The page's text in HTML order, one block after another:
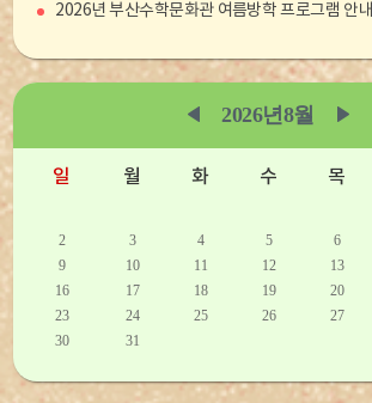
2026년 부산수학문화관 여름방학 프로그램 안내
월중행사
2026년8월
일 월 화 수 목
2
3 4 5 6
9
10 11 12 13
16
17 18 19 20
23
24 25 26 27
30
31